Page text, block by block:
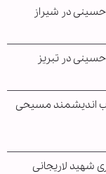
حسینی در شیراز
در تبریز
اندیشمند مسیحی
شهید لاریجانی